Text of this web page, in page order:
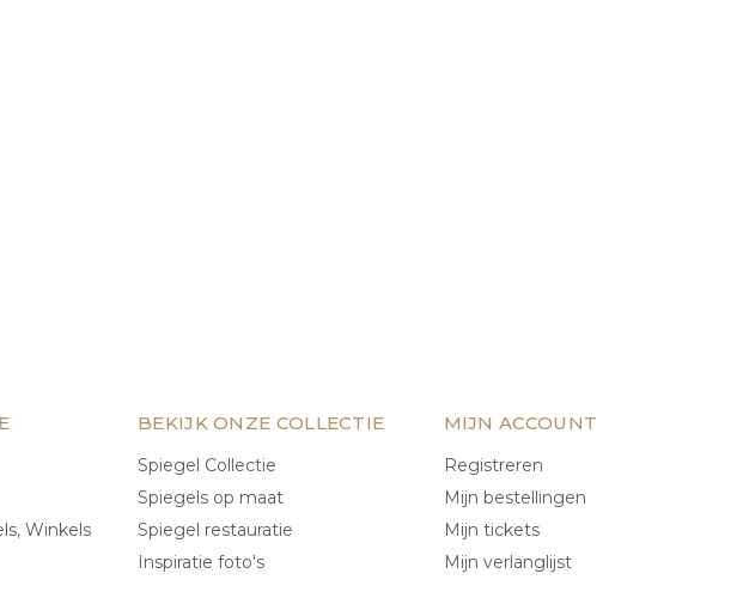
Winkels
BEKIJK ONZE COLLECTIE
Spiegel Collectie
Spiegels op maat
Spiegel restauratie
Inspiratie foto's
MIJN ACCOUNT
Registreren
Mijn bestellingen
Mijn tickets
Mijn verlanglijst